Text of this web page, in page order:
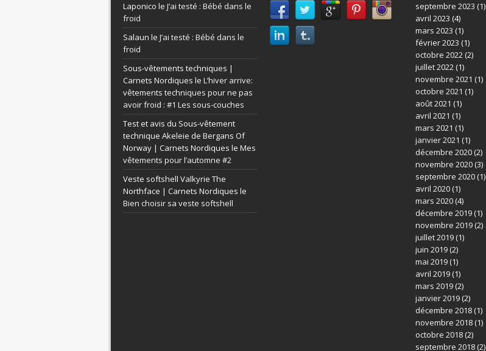
Laponico le J’ai testé : Bébé dans le
froid
Salaun le J’ai testé : Bébé dans le
froid
Sous-vêtements techniques |
Carnets Nordiques le L’hiver arrive:
vêtements techniques pour ne pas
avoir froid : #1 Les sous-couches
Test et avis du Sous-vêtement
technique Akeleie de Bergans Of
Norway | Carnets Nordiques le Mes
vêtements pour l’automne #2
Veste softshell Valkyrie The
Northface | Carnets Nordiques le
Bien choisir sa veste softshell
septembre 2023 (1)
avril 2023 (4)
mars 2023 (1)
février 2023 (1)
octobre 2022(2)
juillet 2022(1)
novembre 2021 (1)
octobre 2021 (1)
août 2021 (1)
avril 2021 (1)
mars 2021 (1)
janvier 2021 (1)
décembre 2020(2)
novembre 2020(3)
septembre 2020(1)
avril 2020(1)
mars 2020(4)
décembre 2019(1)
novembre 2019(2)
juillet 2019(1)
juin 2019(2)
mai 2019(1)
avril 2019(1)
mars 2019(2)
janvier 2019(2)
décembre 2018(1)
novembre 2018(1)
octobre 2018(2)
septembre 2018(2)